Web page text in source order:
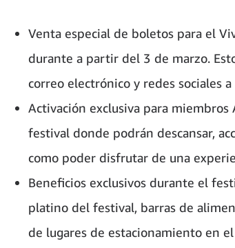
Venta especial de boletos para el
durante a partir del 3 de marzo.
correo electrónico y redes sociales
Activación exclusiva para
festival donde podrán descansar,
como poder disfrutar de una
Beneficios exclusivos durante el
platino del festival, barras de
de lugares de estacionamiento en